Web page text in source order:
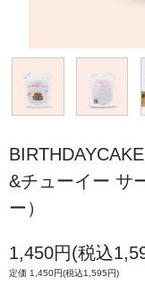
&チューイー サ
ー）
1,450円(税込
定価 1,450円(税込1,595円)